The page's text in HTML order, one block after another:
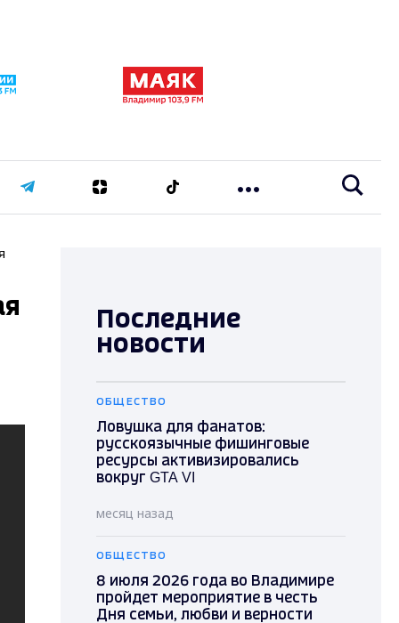
Последние
новости
ОБЩЕСТВО
Ловушка для фанатов:
русскоязычные фишинговые
ресурсы активизировались
вокруг GTA VI
месяц назад
ОБЩЕСТВО
8 июля 2026 года во Владимире
пройдет мероприятие в честь
Дня семьи, любви и верности